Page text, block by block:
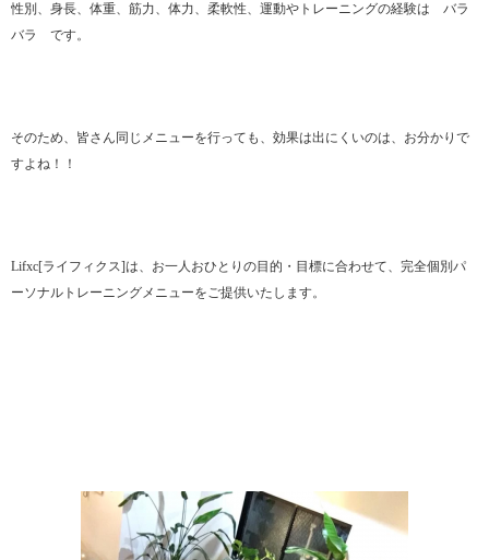
性別、身長、体重、筋力、体力、柔軟性、運動やトレーニングの経験は バラ
バラ です。
そのため、皆さん同じメニューを行っても、効果は出にくいのは、お分かりで
すよね！！
Lifxc[ライフィクス]は、お一人おひとりの目的・目標に合わせて、完全個別パ
ーソナルトレーニングメニューをご提供いたします。